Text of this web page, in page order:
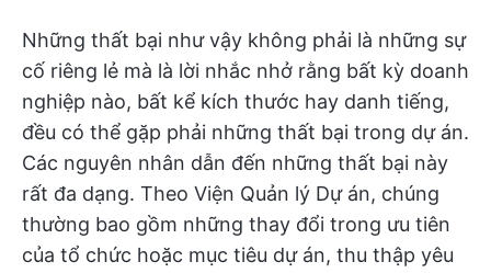
Những thất bại như vậy không phải là những sự
cố riêng lẻ mà là lời nhắc nhở rằng bất kỳ doanh
nghiệp nào, bất kể kích thước hay danh tiếng,
đều có thể gặp phải những thất bại trong dự án.
Các nguyên nhân dẫn đến những thất bại này
rất đa dạng. Theo Viện Quản lý Dự án, chúng
thường bao gồm những thay đổi trong ưu tiên
của tổ chức hoặc mục tiêu dự án, thu thập yêu